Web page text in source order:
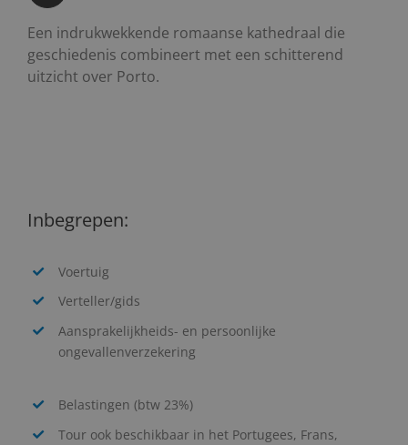
Een indrukwekkende romaanse kathedraal die
geschiedenis combineert met een schitterend
uitzicht over Porto.
Inbegrepen:
Voertuig
Verteller/gids
Aansprakelijkheids- en persoonlijke
ongevallenverzekering
Belastingen (btw 23%)
Tour ook beschikbaar in het Portugees, Frans,